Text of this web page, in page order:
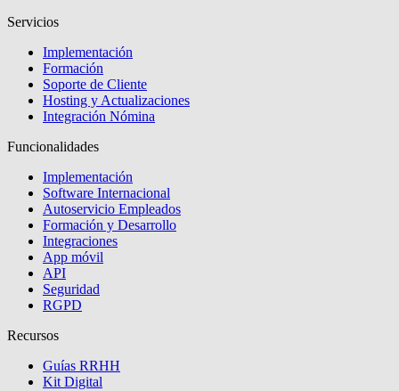
Servicios
Implementación
Formación
Soporte de Cliente
Hosting y Actualizaciones
Integración Nómina
Funcionalidades
Implementación
Software Internacional
Autoservicio Empleados
Formación y Desarrollo
Integraciones
App móvil
API
Seguridad
RGPD
Recursos
Guías RRHH
Kit Digital